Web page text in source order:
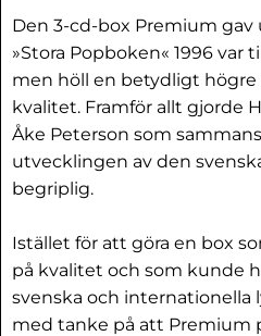
Den 3-cd-box Premium
»Stora Popboken« 1996 var
men höll en betydligt
kvalitet. Framför allt gjorde
Åke Peterson som
utvecklingen av den
begriplig.
Istället för att göra en box
på kvalitet och som kunde
svenska och internationella
med tanke på att Premium